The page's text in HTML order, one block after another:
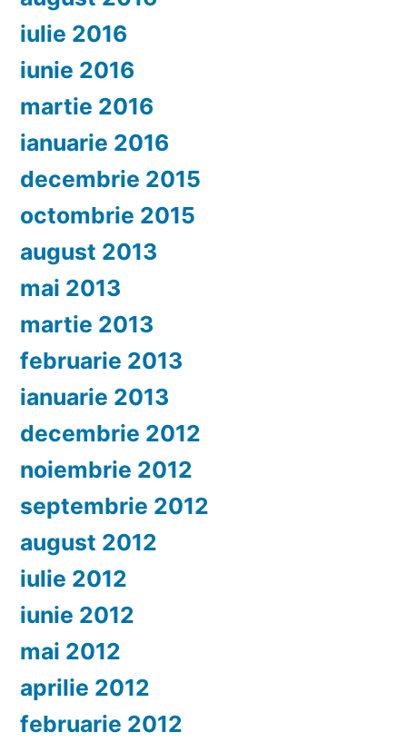
iulie 2016
iunie 2016
martie 2016
ianuarie 2016
decembrie 2015
octombrie 2015
august 2013
mai 2013
martie 2013
februarie 2013
ianuarie 2013
decembrie 2012
noiembrie 2012
septembrie 2012
august 2012
iulie 2012
iunie 2012
mai 2012
aprilie 2012
februarie 2012